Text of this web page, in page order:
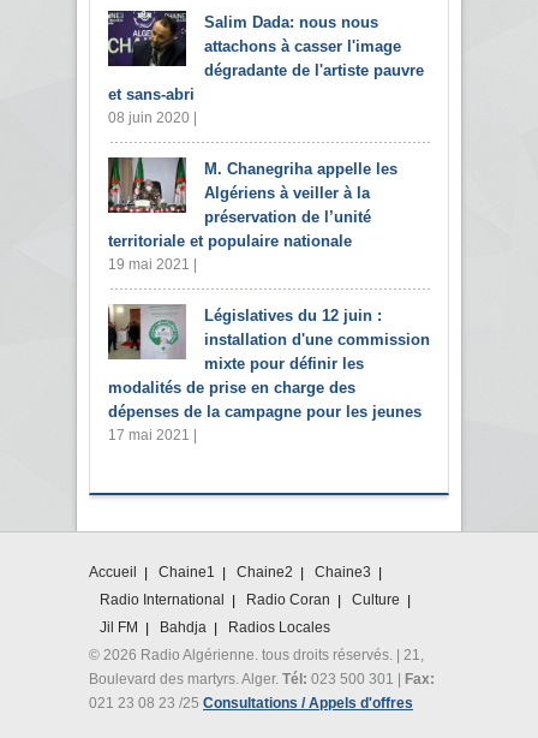
Salim Dada: nous nous
attachons à casser l'image
dégradante de l'artiste pauvre
et sans-abri
08 juin 2020 |
M. Chanegriha appelle les
Algériens à veiller à la
préservation de l’unité
territoriale et populaire nationale
19 mai 2021 |
Législatives du 12 juin :
installation d'une commission
mixte pour définir les
modalités de prise en charge des
dépenses de la campagne pour les jeunes
17 mai 2021 |
Accueil Chaine1 Chaine2
Chaine3
Radio International
Radio Coran
Culture
Jil FM
Bahdja
Radios Locales
© 2026 Radio Algérienne. tous droits réservés. | 21,
Boulevard des martyrs. Alger. Tél: 023 500 301 |
Fax:
021 23 08 23 /25 Consultations / Appels d'offres